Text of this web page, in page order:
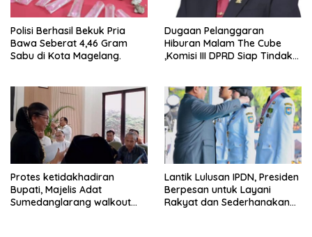
Polisi Berhasil Bekuk Pria
Bawa Seberat 4,46 Gram
Sabu di Kota Magelang.
Dugaan Pelanggaran
Hiburan Malam The Cube
,Komisi III DPRD Siap Tindak
Protes ketidakhadiran
Bupati, Majelis Adat
Sumedanglarang walkout
Lantik Lulusan IPDN, Presiden
Berpesan untuk Layani
Rakyat dan Sederhanakan